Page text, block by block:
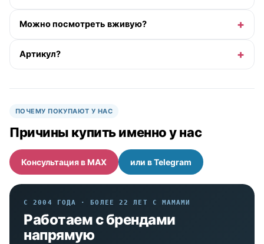
Можно посмотреть вживую?
Артикул?
ПОЧЕМУ ПОКУПАЮТ У НАС
Причины купить именно у нас
Консультация в MAX или в Telegram
С 2004 ГОДА · БОЛЕЕ 22 ЛЕТ С МАМАМИ
Работаем с брендами
напрямую